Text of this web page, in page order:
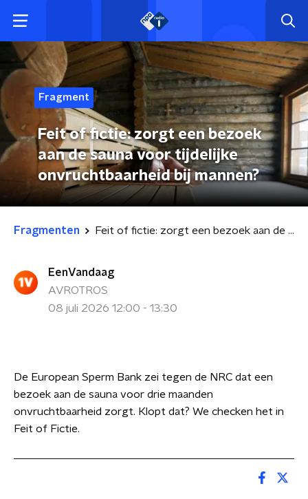
Fragment
Feit of fictie: zorgt een bezoek
aan de sauna voor tijdelijke
onvruchtbaarheid bij mannen?
Fragmenten Feit of fictie: zorgt een bezoek aan de sauna voor tijdelijke onvruchtbaarheid bij mannen?
EenVandaag
AVROTROS
08 juli 2026 12:00 - 13:30
De European Sperm Bank zei tegen de NRC dat een
bezoek aan de sauna voor drie maanden
onvruchtbaarheid zorgt. Klopt dat? We checken het in
Feit of Fictie.